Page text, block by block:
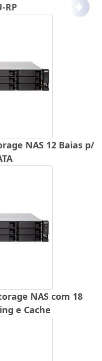
RP
NAS 12 Baias p/
NAS com 18
e Cache